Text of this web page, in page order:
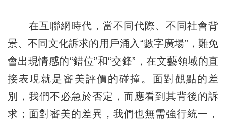
在互聯網時代，當不同代際、不同社會背
景、不同文化訴求的用戶涌入“數字廣場”，難免
會出現情感的“錯位”和“交鋒”，在文藝領域的直
接表現就是審美評價的碰撞。面對觀點的差
別，我們不必急於否定，而應看到其背後的訴
求；面對審美的差異，我們也無需強行統一，